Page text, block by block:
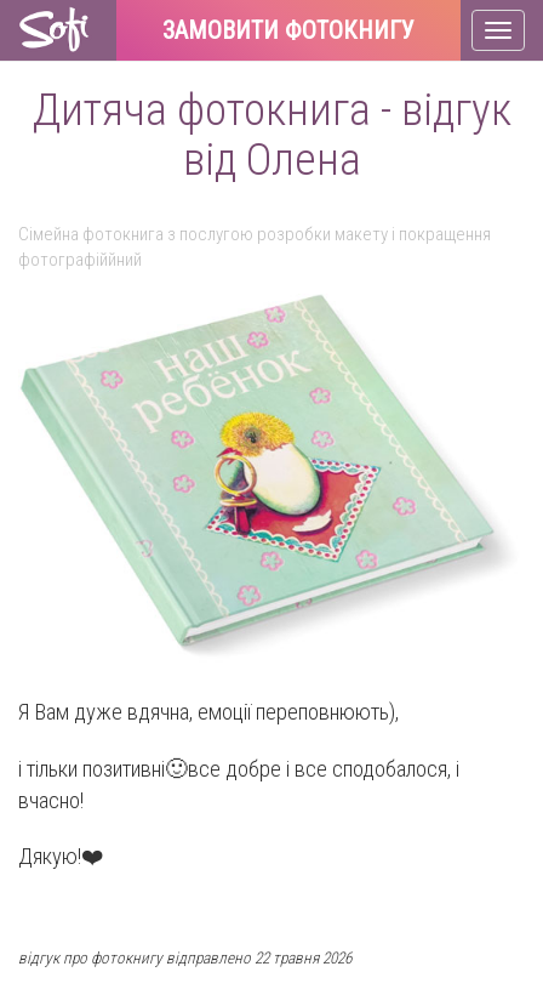
ЗАМОВИТИ ФОТОКНИГУ
Дитяча фотокнига - відгук
від Олена
Сімейна фотокнига з послугою розробки макету і покращення
фотографіййний
Я Вам дуже вдячна, емоції переповнюють),
і тільки позитивні🙂все добре і все сподобалося, і
вчасно!
Дякую!❤️
відгук про фотокнигу відправлено 22 травня 2026